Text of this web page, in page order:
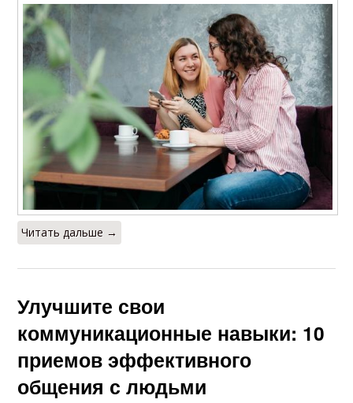
Читать дальше →
Улучшите свои
коммуникационные навыки: 10
приемов эффективного
общения с людьми